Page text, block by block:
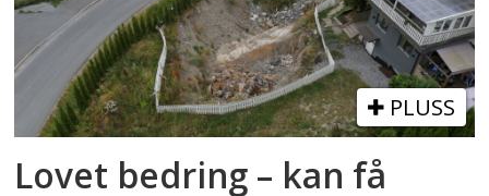
PLUSS
Lovet bedring – kan få